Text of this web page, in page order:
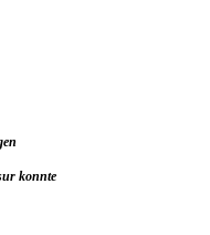
konnte